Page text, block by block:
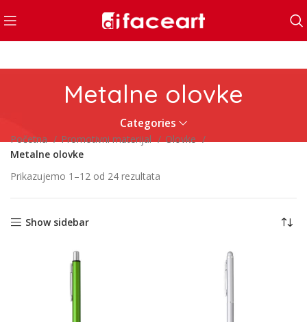
Metalne olovke
Categories
Početna Promotivni materijal
Olovke
Metalne olovke
Prikazujemo 1–12 od 24 rezultata
Show sidebar